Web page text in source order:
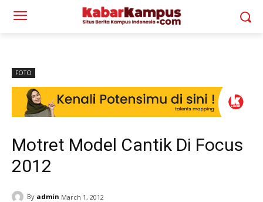
FOTO
Motret Model Cantik Di Focus
2012
By admin March 1, 2012